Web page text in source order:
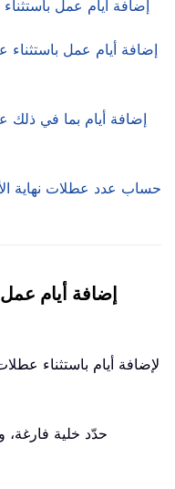
إضافة أيام عمل
إضافة أيام عمل باستثناء
إضافة أيام بما في ذلك
حساب عدد عطلات نهاية
إضافة أيام عمل
لإضافة أيام باستثناء
حدّد خلية فارغة،